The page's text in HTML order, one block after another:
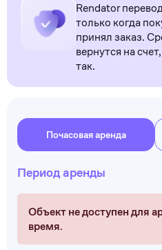
Rendator
только когда
принял заказ.
вернутся на
так.
Почасовая аренда
Период аренды
Объект не доступен для
время.